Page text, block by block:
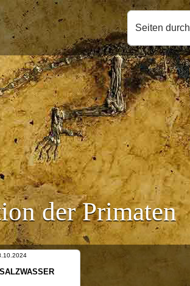
Seiten
der Primaten
NEUES VON WEIBLICHEN